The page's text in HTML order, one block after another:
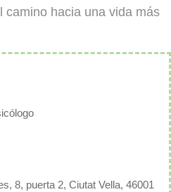
camino hacia una vida más
8, puerta 2, Ciutat Vella, 46001